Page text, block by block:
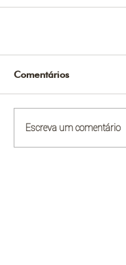
Comentários
Escreva um comentário